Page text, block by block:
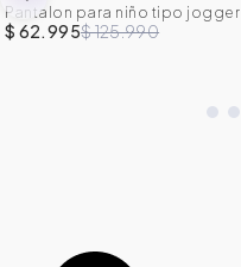
Pantalon para niño tipo jogger
$ 62.995$ 125.990